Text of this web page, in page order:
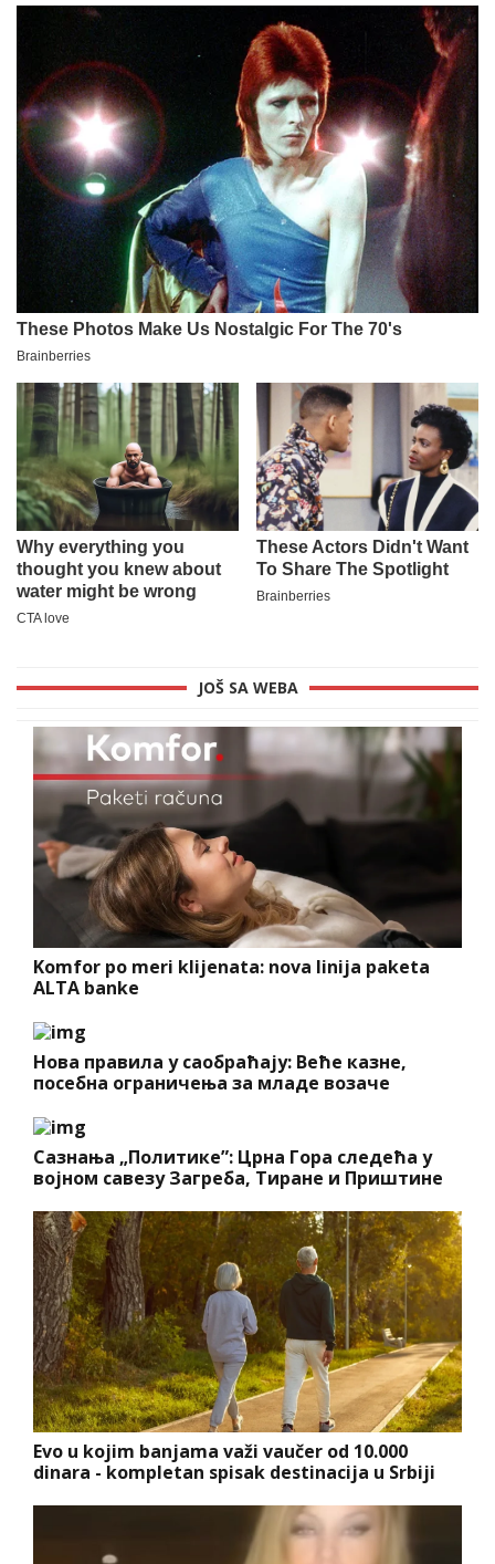
JOŠ SA WEBA
Komfor po meri klijenata: nova linija paketa
ALTA banke
Нова правила у саобраћају: Веће казне,
посебна ограничења за младе возаче
Сазнања „Политике”: Црна Гора следећа у
војном савезу Загреба, Тиране и Приштине
Evo u kojim banjama važi vaučer od 10.000
dinara - kompletan spisak destinacija u Srbiji